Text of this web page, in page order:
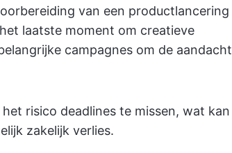
van een productlancering
laatste moment om creatieve
campagnes om de aandacht
risico deadlines te missen, wat kan
zakelijk verlies.